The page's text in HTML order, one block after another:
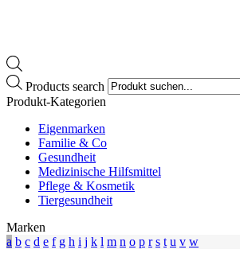
Products search
Produkt-Kategorien
Eigenmarken
Familie & Co
Gesundheit
Medizinische Hilfsmittel
Pflege & Kosmetik
Tiergesundheit
Marken
a b c d e f g h i j k l m n o p r s t u v w